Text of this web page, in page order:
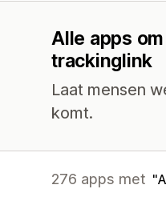
Alle apps
trackinglink
Laat mensen
komt.
276 apps met